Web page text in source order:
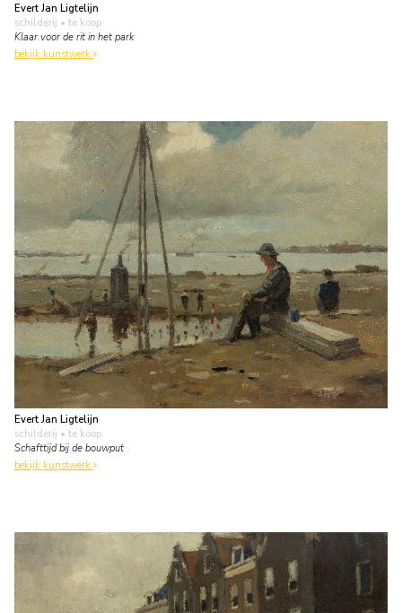
Evert Jan Ligtelijn
schilderij • te koop
Klaar voor de rit in het park
bekijk kunstwerk
Evert Jan Ligtelijn
schilderij • te koop
Schafttijd bij de bouwput
bekijk kunstwerk